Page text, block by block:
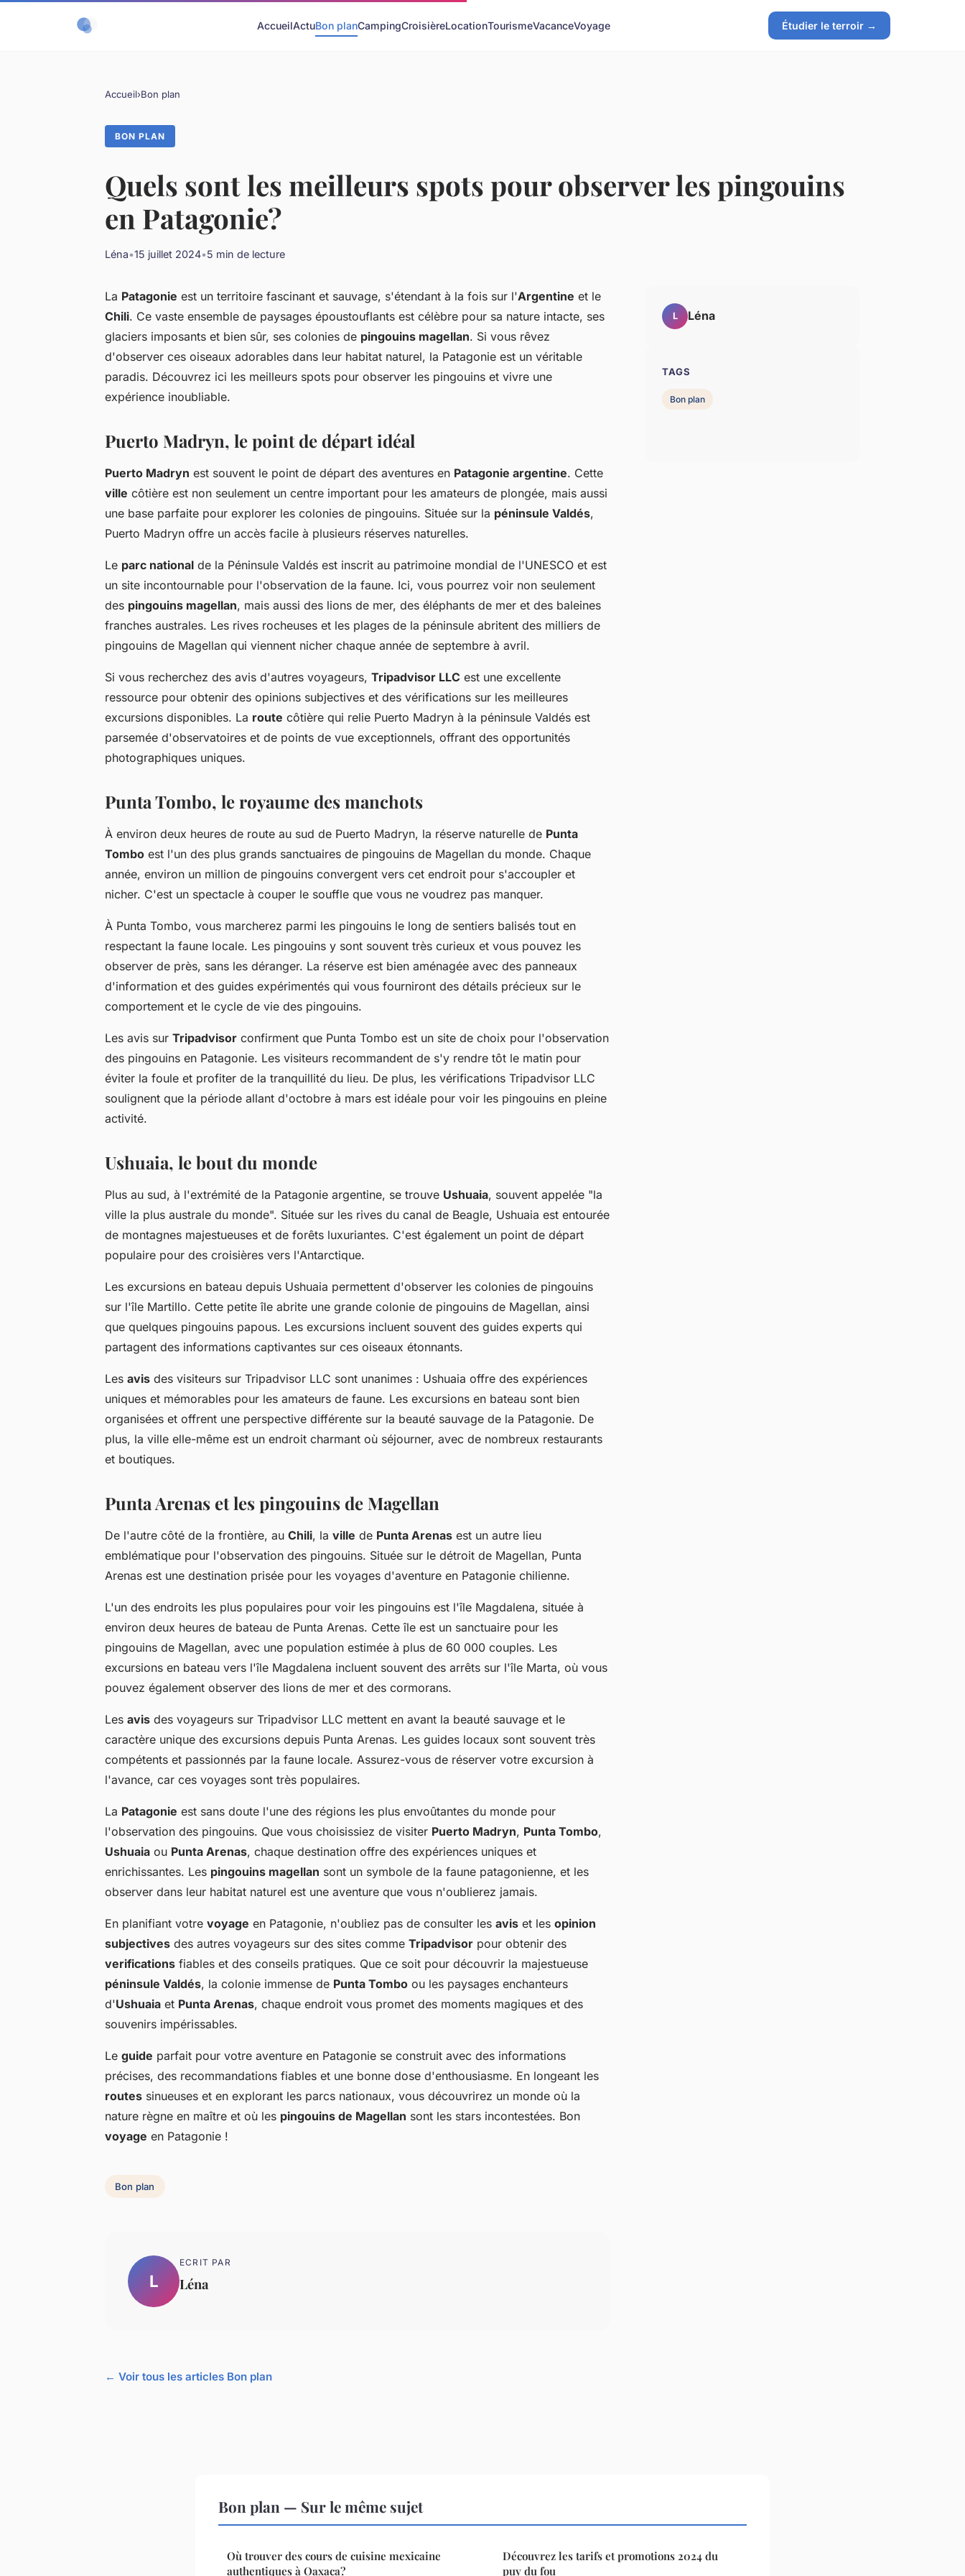
AccueilActuBon planCampingCroisièreLocationTourismeVacanceVoyage Étudier le terroir →
Accueil›Bon plan
BON PLAN
Quels sont les meilleurs spots pour observer les pingouins
en Patagonie?
Léna•15 juillet 2024•5 min de lecture
La Patagonie est un territoire fascinant et sauvage, s'étendant à la fois sur l'Argentine et le
Chili. Ce vaste ensemble de paysages époustouflants est célèbre pour sa nature intacte, ses
glaciers imposants et bien sûr, ses colonies de pingouins magellan. Si vous rêvez
d'observer ces oiseaux adorables dans leur habitat naturel, la Patagonie est un véritable
paradis. Découvrez ici les meilleurs spots pour observer les pingouins et vivre une
expérience inoubliable.
Puerto Madryn, le point de départ idéal
Puerto Madryn est souvent le point de départ des aventures en Patagonie argentine. Cette
ville côtière est non seulement un centre important pour les amateurs de plongée, mais aussi
une base parfaite pour explorer les colonies de pingouins. Située sur la péninsule Valdés,
Puerto Madryn offre un accès facile à plusieurs réserves naturelles.
Le parc national de la Péninsule Valdés est inscrit au patrimoine mondial de l'UNESCO et est
un site incontournable pour l'observation de la faune. Ici, vous pourrez voir non seulement
des pingouins magellan, mais aussi des lions de mer, des éléphants de mer et des baleines
franches australes. Les rives rocheuses et les plages de la péninsule abritent des milliers de
pingouins de Magellan qui viennent nicher chaque année de septembre à avril.
Si vous recherchez des avis d'autres voyageurs, Tripadvisor LLC est une excellente
ressource pour obtenir des opinions subjectives et des vérifications sur les meilleures
excursions disponibles. La route côtière qui relie Puerto Madryn à la péninsule Valdés est
parsemée d'observatoires et de points de vue exceptionnels, offrant des opportunités
photographiques uniques.
Punta Tombo, le royaume des manchots
À environ deux heures de route au sud de Puerto Madryn, la réserve naturelle de Punta
Tombo est l'un des plus grands sanctuaires de pingouins de Magellan du monde. Chaque
année, environ un million de pingouins convergent vers cet endroit pour s'accoupler et
nicher. C'est un spectacle à couper le souffle que vous ne voudrez pas manquer.
À Punta Tombo, vous marcherez parmi les pingouins le long de sentiers balisés tout en
respectant la faune locale. Les pingouins y sont souvent très curieux et vous pouvez les
observer de près, sans les déranger. La réserve est bien aménagée avec des panneaux
d'information et des guides expérimentés qui vous fourniront des détails précieux sur le
comportement et le cycle de vie des pingouins.
Les avis sur Tripadvisor confirment que Punta Tombo est un site de choix pour l'observation
des pingouins en Patagonie. Les visiteurs recommandent de s'y rendre tôt le matin pour
éviter la foule et profiter de la tranquillité du lieu. De plus, les vérifications Tripadvisor LLC
soulignent que la période allant d'octobre à mars est idéale pour voir les pingouins en pleine
activité.
Ushuaia, le bout du monde
Plus au sud, à l'extrémité de la Patagonie argentine, se trouve Ushuaia, souvent appelée "la
ville la plus australe du monde". Située sur les rives du canal de Beagle, Ushuaia est entourée
de montagnes majestueuses et de forêts luxuriantes. C'est également un point de départ
populaire pour des croisières vers l'Antarctique.
Les excursions en bateau depuis Ushuaia permettent d'observer les colonies de pingouins
sur l'île Martillo. Cette petite île abrite une grande colonie de pingouins de Magellan, ainsi
que quelques pingouins papous. Les excursions incluent souvent des guides experts qui
partagent des informations captivantes sur ces oiseaux étonnants.
Les avis des visiteurs sur Tripadvisor LLC sont unanimes : Ushuaia offre des expériences
uniques et mémorables pour les amateurs de faune. Les excursions en bateau sont bien
organisées et offrent une perspective différente sur la beauté sauvage de la Patagonie. De
plus, la ville elle-même est un endroit charmant où séjourner, avec de nombreux restaurants
et boutiques.
Punta Arenas et les pingouins de Magellan
De l'autre côté de la frontière, au Chili, la ville de Punta Arenas est un autre lieu
emblématique pour l'observation des pingouins. Située sur le détroit de Magellan, Punta
Arenas est une destination prisée pour les voyages d'aventure en Patagonie chilienne.
L'un des endroits les plus populaires pour voir les pingouins est l'île Magdalena, située à
environ deux heures de bateau de Punta Arenas. Cette île est un sanctuaire pour les
pingouins de Magellan, avec une population estimée à plus de 60 000 couples. Les
excursions en bateau vers l'île Magdalena incluent souvent des arrêts sur l'île Marta, où vous
pouvez également observer des lions de mer et des cormorans.
Les avis des voyageurs sur Tripadvisor LLC mettent en avant la beauté sauvage et le
caractère unique des excursions depuis Punta Arenas. Les guides locaux sont souvent très
compétents et passionnés par la faune locale. Assurez-vous de réserver votre excursion à
l'avance, car ces voyages sont très populaires.
La Patagonie est sans doute l'une des régions les plus envoûtantes du monde pour
l'observation des pingouins. Que vous choisissiez de visiter Puerto Madryn, Punta Tombo,
Ushuaia ou Punta Arenas, chaque destination offre des expériences uniques et
enrichissantes. Les pingouins magellan sont un symbole de la faune patagonienne, et les
observer dans leur habitat naturel est une aventure que vous n'oublierez jamais.
En planifiant votre voyage en Patagonie, n'oubliez pas de consulter les avis et les opinion
subjectives des autres voyageurs sur des sites comme Tripadvisor pour obtenir des
verifications fiables et des conseils pratiques. Que ce soit pour découvrir la majestueuse
péninsule Valdés, la colonie immense de Punta Tombo ou les paysages enchanteurs
d'Ushuaia et Punta Arenas, chaque endroit vous promet des moments magiques et des
souvenirs impérissables.
Le guide parfait pour votre aventure en Patagonie se construit avec des informations
précises, des recommandations fiables et une bonne dose d'enthousiasme. En longeant les
routes sinueuses et en explorant les parcs nationaux, vous découvrirez un monde où la
nature règne en maître et où les pingouins de Magellan sont les stars incontestées. Bon
voyage en Patagonie !
Bon plan
L
ECRIT PAR
Léna
← Voir tous les articles Bon plan
L Léna
TAGS
Bon plan
Bon plan — Sur le même sujet
Où trouver des cours de cuisine mexicaine
authentiques à Oaxaca?
Découvrez les tarifs et promotions 2024 du
puy du fou